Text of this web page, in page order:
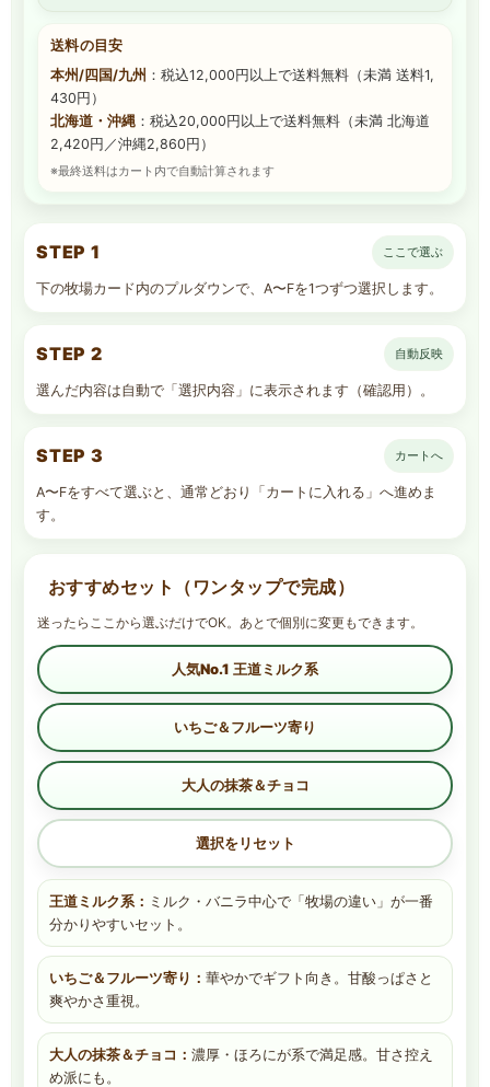
送料の目安
本州/四国/九州 ：税込12,000円以上で送料無料（未満 送料1,
430円）
北海道・沖縄 ：税込20,000円以上で送料無料（未満 北海道
2,420円／沖縄2,860円）
※最終送料はカート内で自動計算されます
STEP 1 ここで選ぶ
下の牧場カード内のプルダウンで、A〜Fを1つずつ選択します。
STEP 2 自動反映
選んだ内容は自動で「選択内容」に表示されます（確認用）。
STEP 3 カートへ
A〜Fをすべて選ぶと、通常どおり「カートに入れる」へ進めま
す。
おすすめセット（ワンタップで完成）
迷ったらここから選ぶだけでOK。あとで個別に変更もできます。
人気No.1 王道ミルク系
いちご＆フルーツ寄り
大人の抹茶＆チョコ
選択をリセット
王道ミルク系： ミルク・バニラ中心で「牧場の違い」が一番
分かりやすいセット。
いちご＆フルーツ寄り： 華やかでギフト向き。甘酸っぱさと
爽やかさ重視。
大人の抹茶＆チョコ： 濃厚・ほろにが系で満足感。甘さ控え
め派にも。